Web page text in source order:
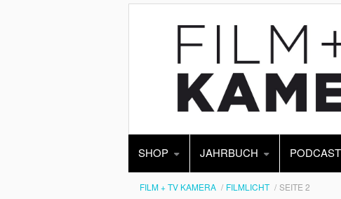
SHOP JAHRBUCH PODCAST
FILM + TV KAMERA FILMLICHT SEITE 2